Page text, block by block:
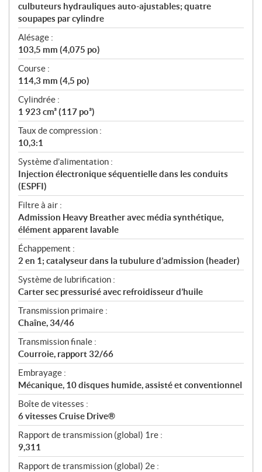
culbuteurs hydrauliques auto-ajustables; quatre
soupapes par cylindre
Alésage :
103,5 mm (4,075 po)
Course :
114,3 mm (4,5 po)
Cylindrée :
1 923 cm³ (117 po³)
Taux de compression :
10,3:1
Système d’alimentation :
Injection électronique séquentielle dans les conduits
(ESPFI)
Filtre à air :
Admission Heavy Breather avec média synthétique,
élément apparent lavable
Échappement :
2 en 1; catalyseur dans la tubulure d’admission (header)
Système de lubrification :
Carter sec pressurisé avec refroidisseur d’huile
Transmission primaire :
Chaîne, 34/46
Transmission finale :
Courroie, rapport 32/66
Embrayage :
Mécanique, 10 disques humide, assisté et conventionnel
Boîte de vitesses :
6 vitesses Cruise Drive®
Rapport de transmission (global) 1re :
9,311
Rapport de transmission (global) 2e :